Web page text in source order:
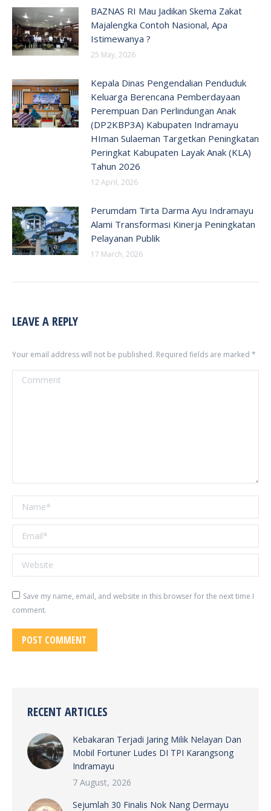
BAZNAS RI Mau Jadikan Skema Zakat
Majalengka Contoh Nasional, Apa
Istimewanya ?
25 May, 2026
Kepala Dinas Pengendalian Penduduk
Keluarga Berencana Pemberdayaan
Perempuan Dan Perlindungan Anak
(DP2KBP3A) Kabupaten Indramayu
HIman Sulaeman Targetkan Peningkatan
Peringkat Kabupaten Layak Anak (KLA)
Tahun 2026
12 April, 2026
Perumdam Tirta Darma Ayu Indramayu
Alami Transformasi Kinerja Peningkatan
Pelayanan Publik
17 March, 2026
LEAVE A REPLY
Your email address will not be published. Required fields are marked *
Comment
Name *
Email *
Website
Save my name, email, and website in this browser for the next time I
comment.
POST COMMENT
RECENT ARTICLES
Kebakaran Terjadi Jaring Milik Nelayan Dan
Mobil Fortuner Ludes DI TPI Karangsong
Indramayu
7 August, 2026
Sejumlah 30 Finalis Nok Nang Dermayu